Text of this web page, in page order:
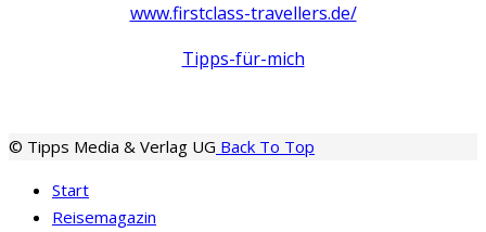
www.firstclass-travellers.de/
Tipps-für-mich
© Tipps Media & Verlag UG Back To Top
Start
Reisemagazin